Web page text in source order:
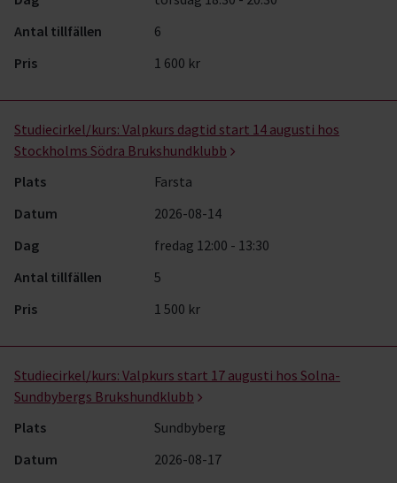
Antal tillfällen
6
Pris
1 600 kr
Studiecirkel/kurs: Valpkurs dagtid start 14 augusti hos
Stockholms Södra Brukshundklubb
Plats
Farsta
Datum
2026-08-14
Dag
fredag 12:00 - 13:30
Antal tillfällen
5
Pris
1 500 kr
Studiecirkel/kurs: Valpkurs start 17 augusti hos Solna-
Sundbybergs Brukshundklubb
Plats
Sundbyberg
Datum
2026-08-17